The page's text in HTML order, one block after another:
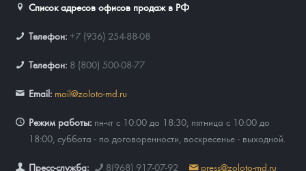
Список адресов офисов продаж в РФ
Телефон: +7 (936) 254-88-08
Телефон: 8 (800) 500-08-77
Email: mail@zoloto-md.ru
Режим работы: пн-чт с 10:00 до 18:30, пятница с 10:00 до
18:00, суббота - по договоренности, воскресенье - выходной.
Пресс-служба: 8(968) 917-07-92 press@zoloto-md.ru